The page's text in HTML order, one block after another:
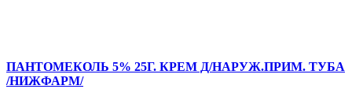
ПАНТОМЕКОЛЬ 5% 25Г. КРЕМ Д/НАРУЖ.ПРИМ. ТУБА
/НИЖФАРМ/